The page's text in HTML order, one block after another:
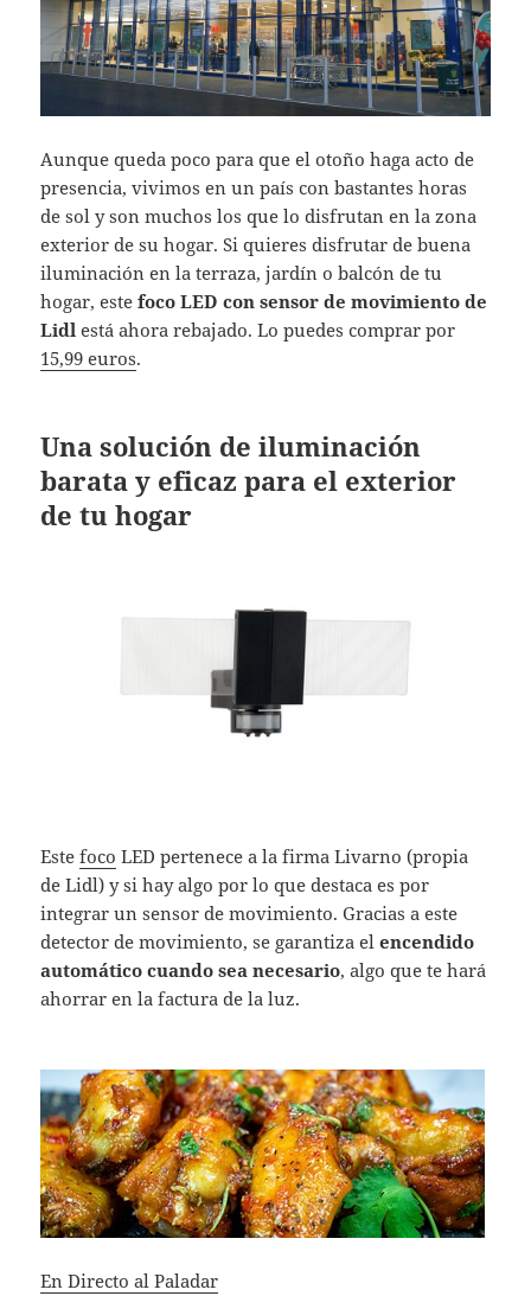
Aunque queda poco para que el otoño haga acto de
presencia, vivimos en un país con bastantes horas
de sol y son muchos los que lo disfrutan en la zona
exterior de su hogar. Si quieres disfrutar de buena
iluminación en la terraza, jardín o balcón de tu
hogar, estefoco LED con sensor de movimiento de
Lidl está ahora rebajado. Lo puedes comprar por
15,99 euros.
Una solución de iluminación
barata y eficaz para el exterior
de tu hogar
Estefoco LED pertenece a la firma Livarno (propia
de Lidl) y si hay algo por lo que destaca es por
integrar un sensor de movimiento. Gracias a este
detector de movimiento, se garantiza elencendido
automático cuando sea necesario, algo que te hará
ahorrar en la factura de la luz.
En Directo al Paladar